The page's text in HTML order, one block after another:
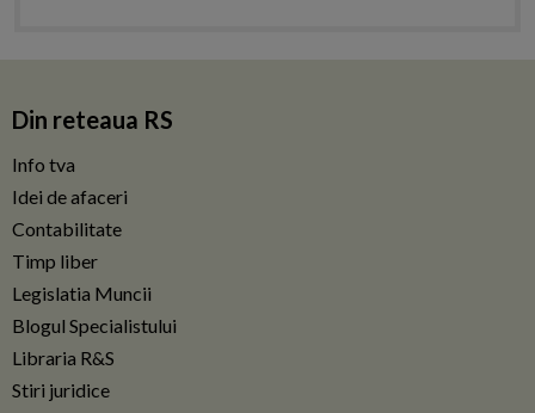
Din reteaua RS
Info tva
Idei de afaceri
Contabilitate
Timp liber
Legislatia Muncii
Blogul Specialistului
Libraria R&S
Stiri juridice